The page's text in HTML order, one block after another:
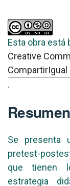
Esta obra está
Creative
CompartirIgual
.
Resumen
Se presenta
pretest-
que tienen
estrategia